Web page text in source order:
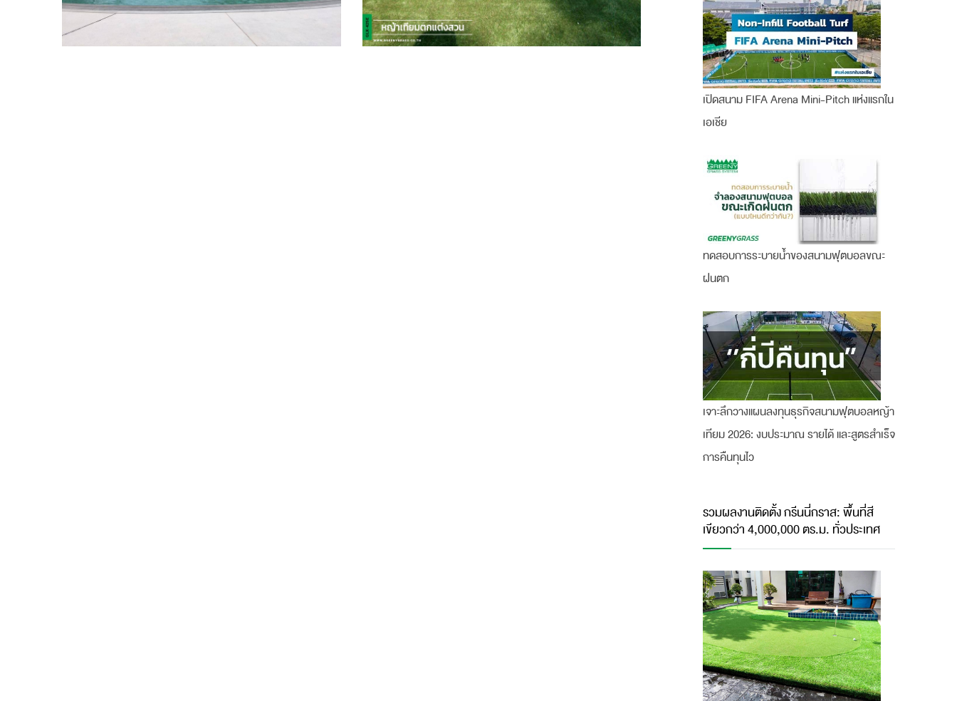
เปิดสนาม FIFA Arena Mini-Pitch แห่งแรกใน
เอเชีย
ทดสอบการระบายน้ำของสนามฟุตบอลขณะ
ฝนตก
เจาะลึกวางแผนลงทุนธุรกิจสนามฟุตบอลหญ้า
เทียม 2026: งบประมาณ รายได้ และสูตรสำเร็จ
การคืนทุนไว
รวมผลงานติดตั้ง กรีนนี่กราส: พื้นที่สี
เขียวกว่า 4,000,000 ตร.ม. ทั่วประเทศ